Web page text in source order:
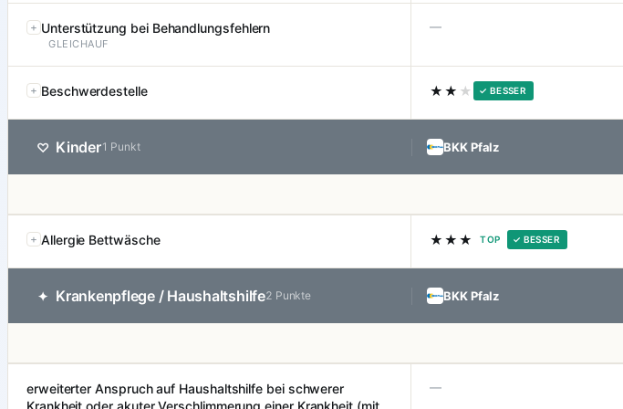
Unterstützung bei Behandlungsfehlern
GLEICHAUF
—
Beschwerdestelle ★★ ★ ✓ BESSER
♡ Kinder1 Punkt BKK Pfalz
Allergie Bettwäsche ★★★ TOP ✓ BESSER
✦ Krankenpflege / Haushaltshilfe2 Punkte BKK Pfalz
erweiterter Anspruch auf Haushaltshilfe bei schwerer
—